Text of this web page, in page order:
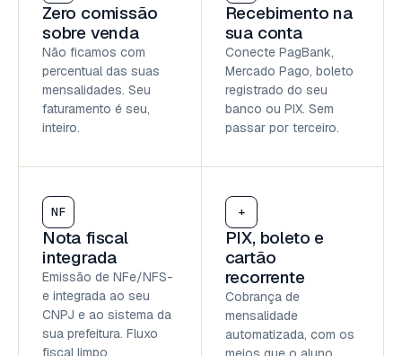
Zero comissão
sobre venda
Não ficamos com
percentual das suas
mensalidades. Seu
faturamento é seu,
inteiro.
Recebimento na
sua conta
Conecte PagBank,
Mercado Pago, boleto
registrado do seu
banco ou PIX. Sem
passar por terceiro.
NF
Nota fiscal
integrada
Emissão de NFe/NFS-
e integrada ao seu
CNPJ e ao sistema da
sua prefeitura. Fluxo
fiscal limpo.
+
PIX, boleto e
cartão
recorrente
Cobrança de
mensalidade
automatizada, com os